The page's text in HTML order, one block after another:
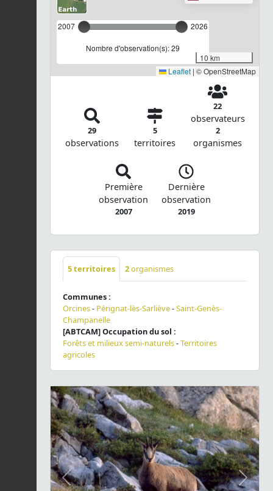
2007 2026
Nombre d'observation(s): 29
10 km
Leaflet | © OpenStreetMap
29
observations
5
territoires
22
observateurs
2
organismes
Première
observation
2007
Dernière
observation
2019
5territoires 2organismes
Communes :
Orcines- Pérignat-lès-Sarliève-Saint-Genès-
Champanelle
[ABTCAM] Occupation du sol :
Forêts et milieux semi-naturels-Territoires
agricoles
Previous Next